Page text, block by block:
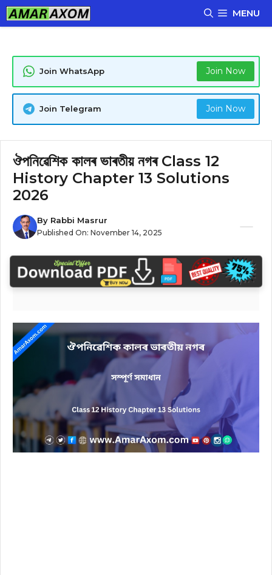
Skip
to
MENU
Join WhatsApp Join Now
Join Telegram Join Now
ঔপনিৱেশিক কালৰ ভাৰতীয় নগৰ Class 12
History Chapter 13 Solutions
2026
By Rabbi Masrur
Published On: November 14, 2025